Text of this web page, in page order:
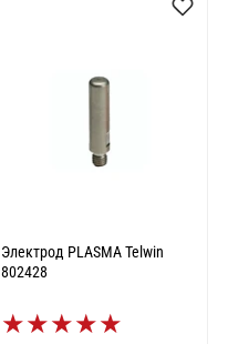
Электрод PLASMA Telwin
802428
★★★★★